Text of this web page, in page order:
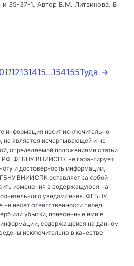
35-37-1. Автор В.М. Литвинова. В
1112131415…154155Туда →
информация носит исключительно
не является исчерпывающей и не
определяемой положениями статьи
РФ. ФГБНУ ВНИИСПК не гарантирует
и достоверность информации,
ВНИИСПК оставляет за собой
изменения в содержащуюся на
уведомления. ФГБНУ
несет ответственности перед
или убытки, понесенные ими в
информации, содержащейся на данном
исключительно в качестве